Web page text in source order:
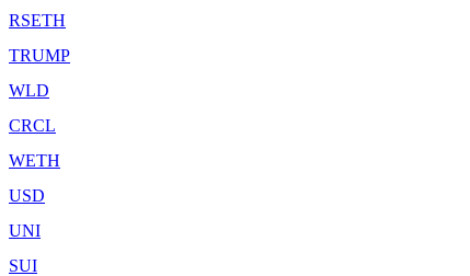
RSETH
TRUMP
WLD
CRCL
WETH
USD
UNI
SUI